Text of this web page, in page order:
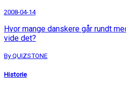
2008-04-14
Hvor mange danskere går rundt
vide det?
By QUIZSTONE
Historie